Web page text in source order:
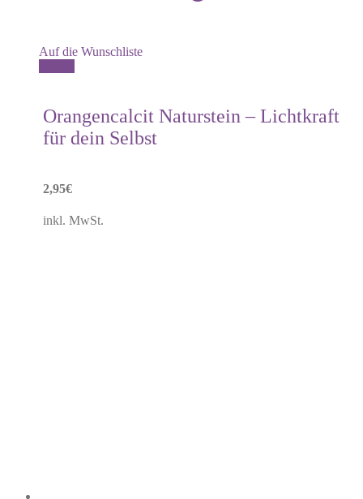
Auf die Wunschliste
Orangencalcit Naturstein – Lichtkraft
für dein Selbst
2,95€
inkl. MwSt.